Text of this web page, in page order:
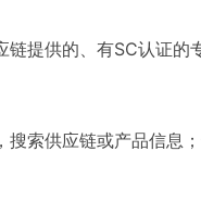
提供的、有SC认证
索供应链或产品信息；